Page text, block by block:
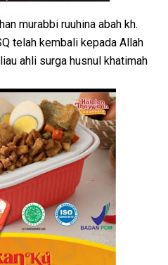
murabbi ruuhina abah kh.
telah kembali kepada Allah
ahli surga husnul khatimah